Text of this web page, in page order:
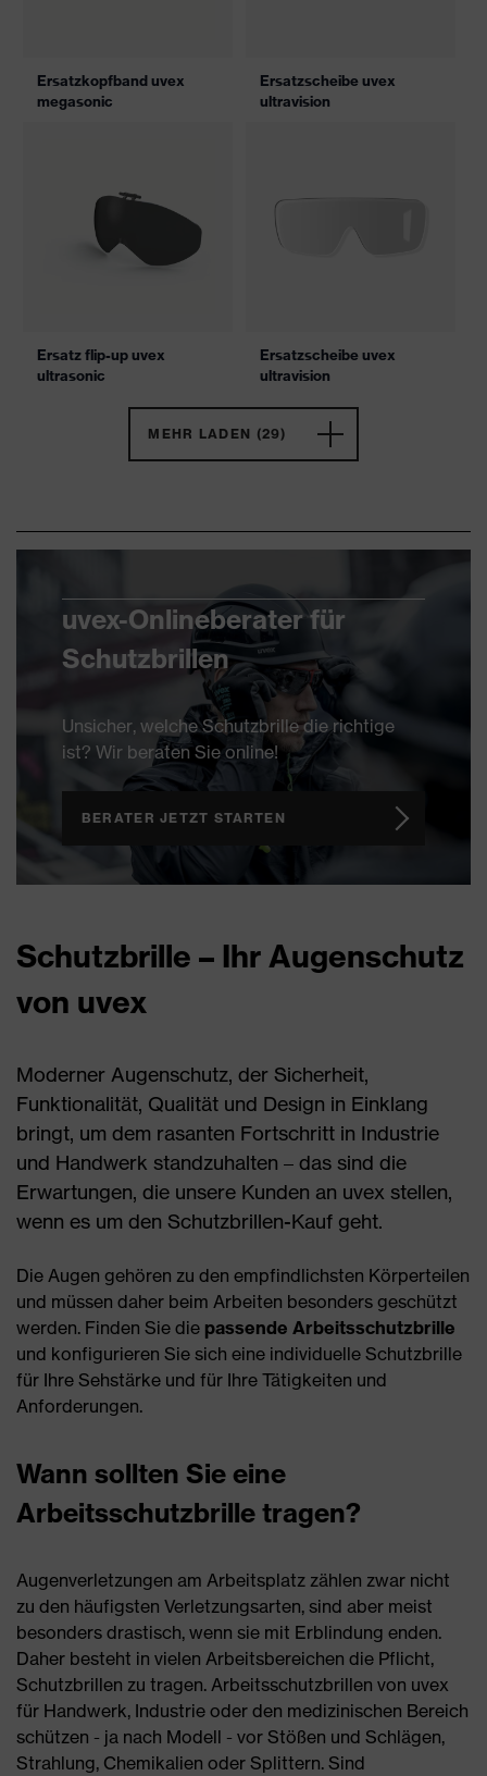
Ersatzkopfband uvex
megasonic
Ersatzscheibe uvex
ultravision
Ersatz flip-up uvex
ultrasonic
Ersatzscheibe uvex
ultravision
MEHR LADEN (29)
uvex-Onlineberater für
Schutzbrillen
Unsicher, welche Schutzbrille die richtige
ist? Wir beraten Sie online!
BERATER JETZT STARTEN
Schutzbrille – Ihr Augenschutz
von uvex
Moderner Augenschutz, der Sicherheit,
Funktionalität, Qualität und Design in Einklang
bringt, um dem rasanten Fortschritt in Industrie
und Handwerk standzuhalten – das sind die
Erwartungen, die unsere Kunden an uvex stellen,
wenn es um den Schutzbrillen-Kauf geht.
Die Augen gehören zu den empfindlichsten Körperteilen
und müssen daher beim Arbeiten besonders geschützt
werden. Finden Sie die passende Arbeitsschutzbrille
und konfigurieren Sie sich eine individuelle Schutzbrille
für Ihre Sehstärke und für Ihre Tätigkeiten und
Anforderungen.
Wann sollten Sie eine
Arbeitsschutzbrille tragen?
Augenverletzungen am Arbeitsplatz zählen zwar nicht
zu den häufigsten Verletzungsarten, sind aber meist
besonders drastisch, wenn sie mit Erblindung enden.
Daher besteht in vielen Arbeitsbereichen die Pflicht,
Schutzbrillen zu tragen. Arbeitsschutzbrillen von uvex
für Handwerk, Industrie oder den medizinischen Bereich
schützen - ja nach Modell - vor Stößen und Schlägen,
Strahlung, Chemikalien oder Splittern. Sind